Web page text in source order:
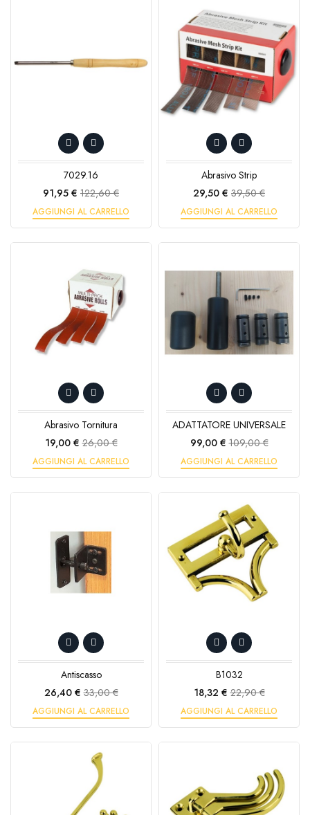
7029.16
Prezzo
91,95 € Prezzo
base
122,60 €
AGGIUNGI AL CARRELLO
Abrasivo Strip
Prezzo
29,50 € Prezzo
base
39,50 €
AGGIUNGI AL CARRELLO
Abrasivo Tornitura
Prezzo
19,00 € Prezzo
base
26,00 €
AGGIUNGI AL CARRELLO
ADATTATORE UNIVERSALE
Prezzo
99,00 € Prezzo
base
109,00 €
AGGIUNGI AL CARRELLO
Antiscasso
Prezzo
26,40 € Prezzo
base
33,00 €
AGGIUNGI AL CARRELLO
B1032
Prezzo
18,32 € Prezzo
base
22,90 €
AGGIUNGI AL CARRELLO